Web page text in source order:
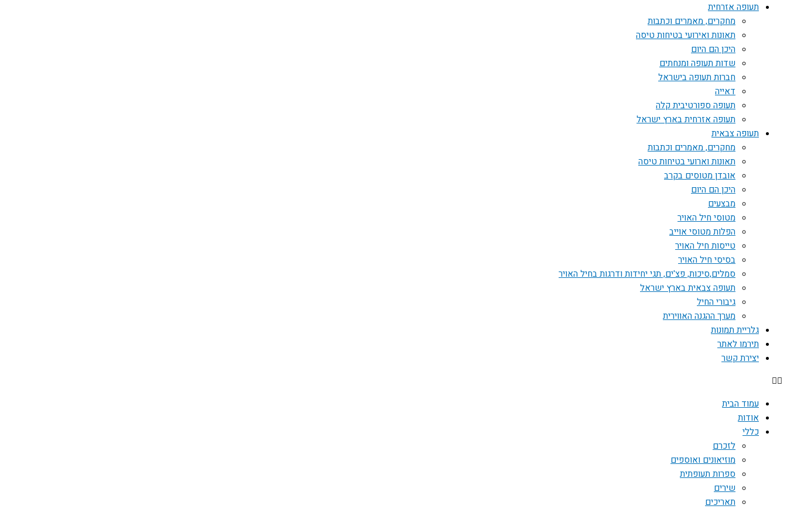
תעופה אזרחית
מחקרים, מאמרים וכתבות
תאונות ואירועי בטיחות טיסה
היכן הם היום
שדות תעופה ומנחתים
חברות תעופה בישראל
דאייה
תעופה ספורטיבית קלה
תעופה אזרחית בארץ ישראל
תעופה צבאית
מחקרים, מאמרים וכתבות
תאונות וארועי בטיחות טיסה
אובדן מטוסים בקרב
היכן הם היום
מבצעים
מטוסי חיל האויר
הפלות מטוסי אוייב
טייסות חיל האויר
בסיסי חיל האויר
סמלים,סיכות, פצ'ים, תגי יחידות ודרגות בחיל האויר
תעופה צבאית בארץ ישראל
גיבורי החיל
מערך ההגנה האווירית
גלריית תמונות
תירמו לאתר
יצירת קשר
עמוד הבית
אודות
כללי
לזכרם
מוזיאונים ואוספים
ספרות תעופתית
שירים
תאריכים